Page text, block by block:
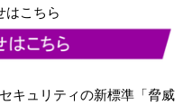
はこちら
セキュリティの新標準「脅威